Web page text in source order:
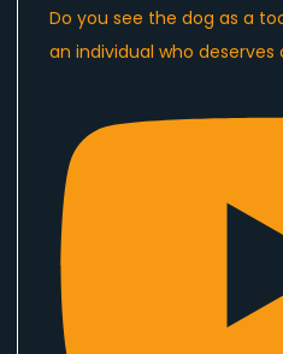
Do you see the dog as a
an individual who